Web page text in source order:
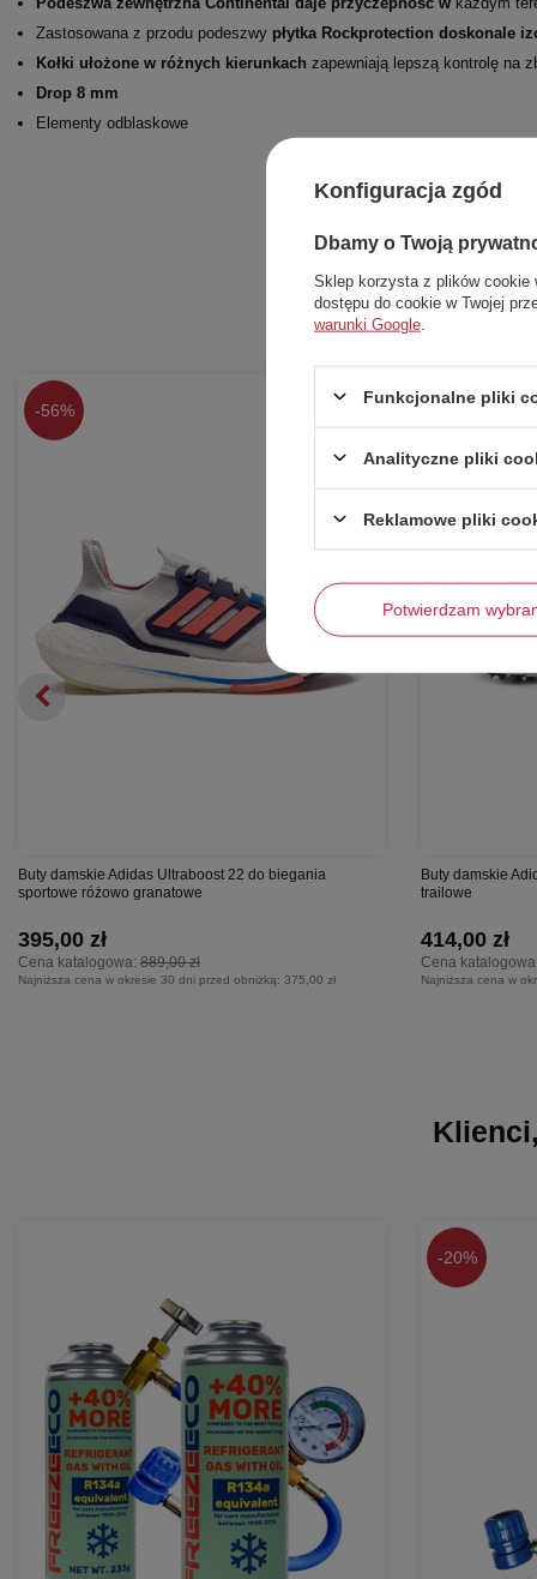
Zastosowana z przodu podeszwy płytka Rockprotection doskonale
Kołki ułożone w różnych kierunkach zapewniają lepszą kontrolę na
Drop 8 mm
Elementy odblaskowe
-56%
Buty damskie Adidas Ultraboost 22 do biegania
sportowe różowo granatowe
Cena katalogowa: 889,00 zł
395,00 zł
Najniższa cena w okresie 30 dni przed obniżką: 375,00 zł
Buty damskie
trailowe
Cena
414,00 zł
Najniższa cena w
-20%
Konfiguracja zgód
Dbamy o Twoją
Sklep korzysta z plików cookie
dostępu do cookie w Twojej
warunki Google
Funkcjonalne pliki
Analityczne pliki
Reklamowe pliki
Potwierdzam